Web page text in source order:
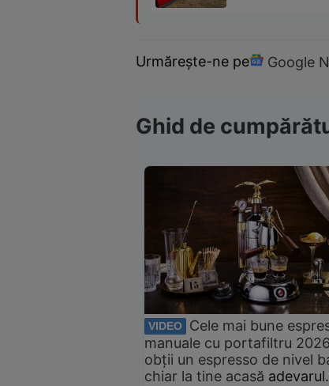
Urmărește-ne pe Google
Ghid de
VIDEO
Cele mai bune
manuale cu portafiltru
obții un espresso de nivel
chiar la tine acasă